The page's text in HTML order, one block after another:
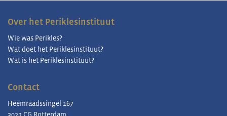
Over het Periklesinstituut
Wie was Perikles?
Wat doet het Periklesinstituut?
Wat is het Periklesinstituut?
Contact
Heemraadssingel 167